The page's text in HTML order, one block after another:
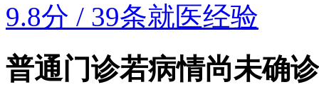
9.8分 / 39条就医经验
普通门诊若病情尚未确